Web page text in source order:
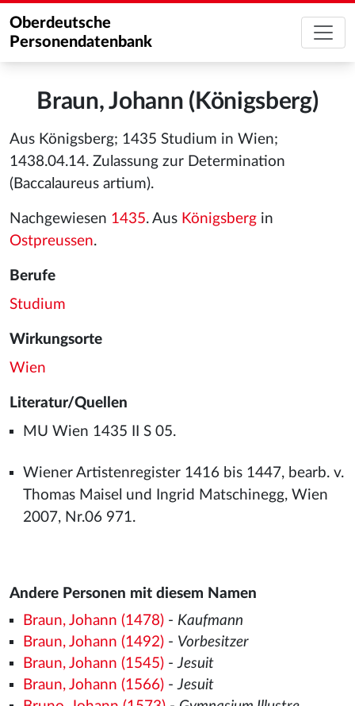
Oberdeutsche
Personendatenbank
Braun, Johann (Königsberg)
Aus Königsberg; 1435 Studium in Wien;
1438.04.14. Zulassung zur Determination
(Baccalaureus artium).
Nachgewiesen 1435. Aus Königsberg in
Ostpreussen.
Berufe
Studium
Wirkungsorte
Wien
Literatur/Quellen
MU Wien 1435 II S 05.
Wiener Artistenregister 1416 bis 1447, bearb. v.
Thomas Maisel und Ingrid Matschinegg, Wien
2007, Nr.06 971.
Andere Personen mit diesem Namen
Braun, Johann (1478)- Kaufmann
Braun, Johann (1492)- Vorbesitzer
Braun, Johann (1545)-Jesuit
Braun, Johann (1566)-Jesuit